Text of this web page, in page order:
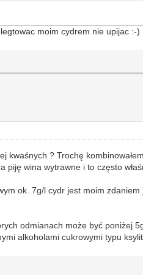
moim cydrem nie upijac
kwaśnych ? Trochę
piję wina wytrawne i to często
ok. 7g/l cydr jest moim
odmianach może być poniżej
alkoholami cukrowymi typu